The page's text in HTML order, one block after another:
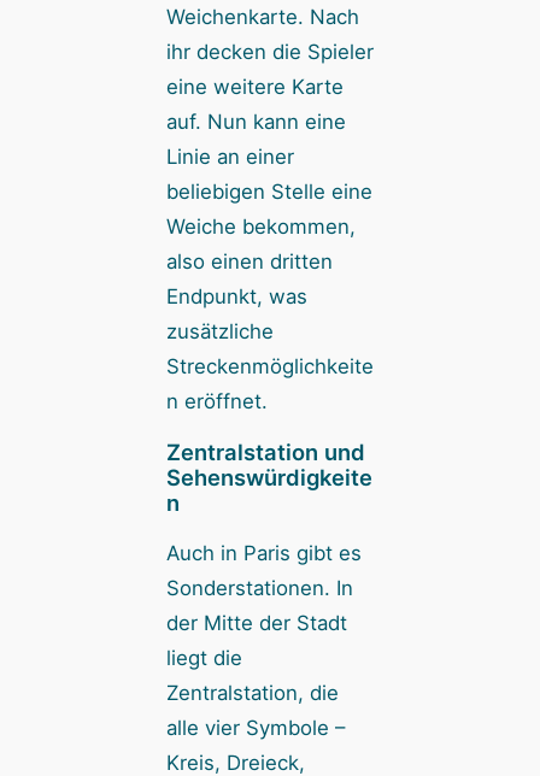
Weichenkarte. Nach
ihr decken die Spieler
eine weitere Karte
auf. Nun kann eine
Linie an einer
beliebigen Stelle eine
Weiche bekommen,
also einen dritten
Endpunkt, was
zusätzliche
Streckenmöglichkeite
n eröffnet.
Zentralstation und
Sehenswürdigkeite
n
Auch in Paris gibt es
Sonderstationen. In
der Mitte der Stadt
liegt die
Zentralstation, die
alle vier Symbole –
Kreis, Dreieck,